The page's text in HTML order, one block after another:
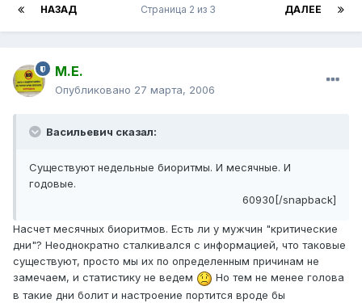
НАЗАД ДАЛЕЕ
Страница 2 из 3
М.Е.
Опубликовано 27 марта, 2006
Васильевич сказал:
Существуют недельные биоритмы. И месячные. И
годовые.
60930[/snapback]
Насчет месячных биоритмов. Есть ли у мужчин "критические
дни"? Неоднократно сталкивался с информацией, что таковые
существуют, просто мы их по определенным причинам не
замечаем, и статистику не ведем
Но тем не менее голова
в такие дни болит и настроение портится вроде бы